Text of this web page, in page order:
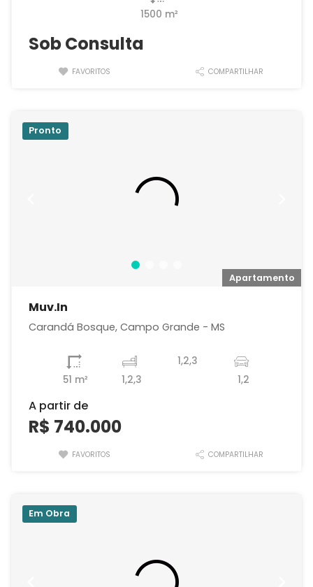
1500 m²
Sob Consulta
FAVORITOS COMPARTILHAR
Apartamento
Pronto
Muv.In
Carandá Bosque, Campo Grande - MS
51 m² 1,2,3
1,2,3
1,2
A partir de
R$ 740.000
FAVORITOS COMPARTILHAR
Em Obra